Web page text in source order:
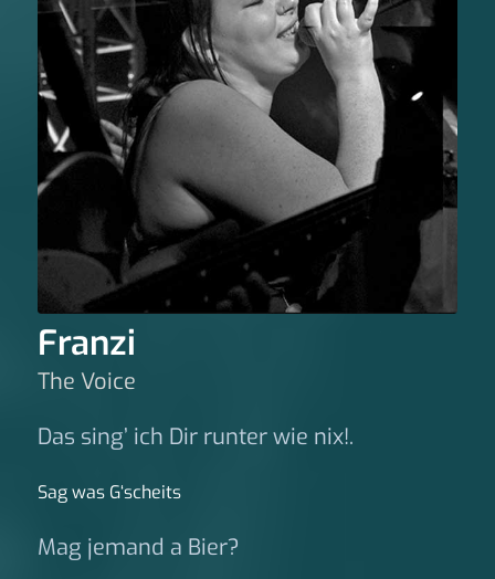
Franzi
The Voice
Das sing’ ich Dir runter wie nix!.
Sag was G‘scheits
Mag jemand a Bier?